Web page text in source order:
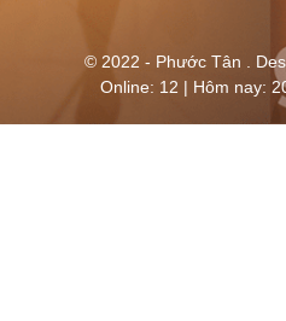
© 2022 - Phước Tân .
Online: 12 | Hôm nay: